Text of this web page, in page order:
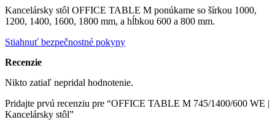
Kancelársky stôl OFFICE TABLE M ponúkame so šírkou 1000,
1200, 1400, 1600, 1800 mm, a hĺbkou 600 a 800 mm.
Stiahnuť bezpečnostné pokyny
Recenzie
Nikto zatiaľ nepridal hodnotenie.
Pridajte prvú recenziu pre “OFFICE TABLE M 745/1400/600 WE |
Kancelársky stôl”